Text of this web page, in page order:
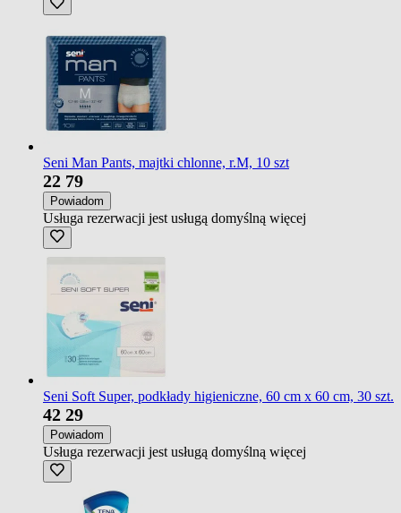
Seni Man Pants, majtki chlonne, r.M, 10 szt
22 79
Powiadom
Usługa rezerwacji jest usługą domyślną więcej
Seni Soft Super, podkłady higieniczne, 60 cm x 60 cm, 30 szt.
42 29
Powiadom
Usługa rezerwacji jest usługą domyślną więcej